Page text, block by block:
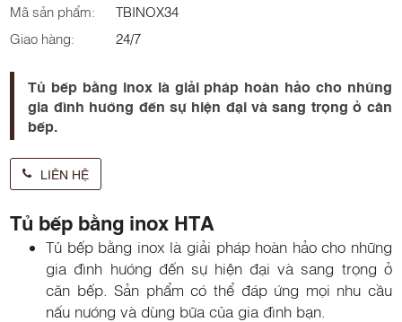
Mã sản phẩm:
TBINOX34
Giao hàng:
24/7
Tủ bếp bằng inox là giải pháp hoàn hảo cho những
gia đình hướng đến sự hiện đại và sang trọng ở căn
bếp.
LIÊN HỆ
Tủ bếp bằng inox HTA
Tủ bếp bằng inox là giải pháp hoàn hảo cho những
gia đình hướng đến sự hiện đại và sang trọng ở
căn bếp. Sản phẩm có thể đáp ứng mọi nhu cầu
nấu nướng và dùng bữa của gia đình bạn.